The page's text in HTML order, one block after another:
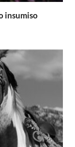
insumiso